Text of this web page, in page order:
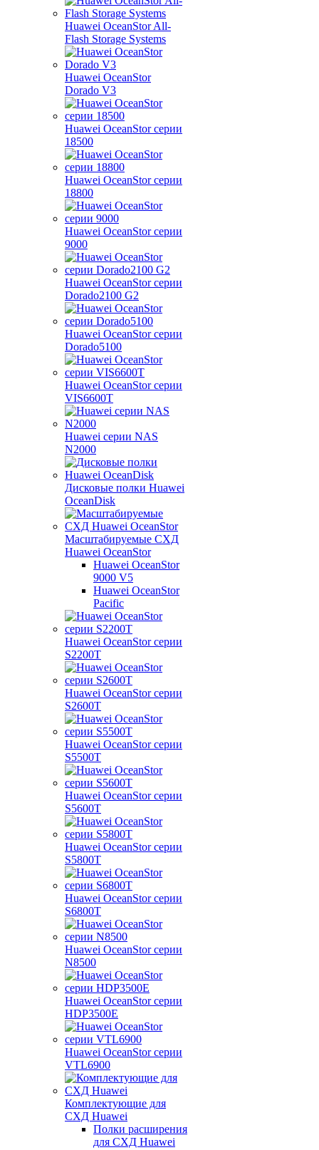
Huawei OceanStor All-
Flash Storage Systems
Huawei OceanStor
Dorado V3
Huawei OceanStor серии
18500
Huawei OceanStor серии
18800
Huawei OceanStor серии
9000
Huawei OceanStor серии
Dorado2100 G2
Huawei OceanStor серии
Dorado5100
Huawei OceanStor серии
VIS6600T
Huawei серии NAS
N2000
Дисковые полки Huawei
OceanDisk
Масштабируемые СХД
Huawei OceanStor
Huawei OceanStor
9000 V5
Huawei OceanStor
Pacific
Huawei OceanStor серии
S2200T
Huawei OceanStor серии
S2600T
Huawei OceanStor серии
S5500T
Huawei OceanStor серии
S5600T
Huawei OceanStor серии
S5800T
Huawei OceanStor серии
S6800T
Huawei OceanStor серии
N8500
Huawei OceanStor серии
HDP3500E
Huawei OceanStor серии
VTL6900
Комплектующие для
СХД Huawei
Полки расширения
для СХД Huawei